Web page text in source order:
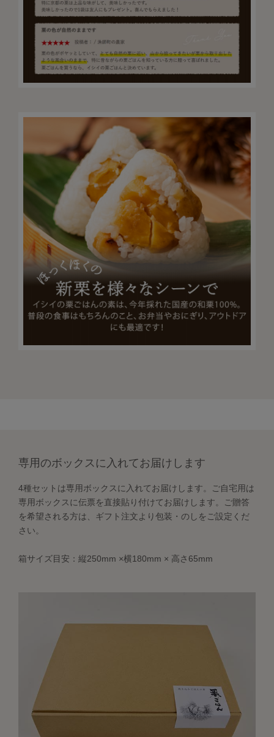
専用のボックスに入れてお届けします
4種セットは専用ボックスに入れてお届けします。ご自宅用は
専用ボックスに伝票を直接貼り付けてお届けします。ご贈答
を希望される方は、ギフト注文より包装・のしをご設定くだ
さい。
箱サイズ目安：縦250mm ×横180mm × 高さ65mm